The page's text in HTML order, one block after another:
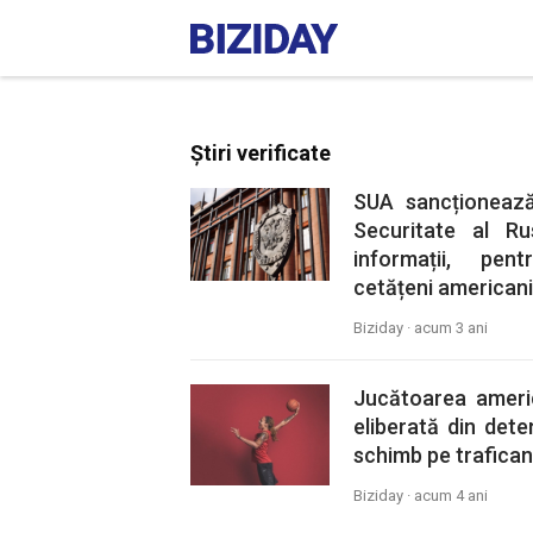
Știri verificate
SUA
Securitate al
informații,
cetățeni
Biziday · acum 3 ani
Jucătoarea
eliberată din
schimb pe
Biziday · acum 4 ani